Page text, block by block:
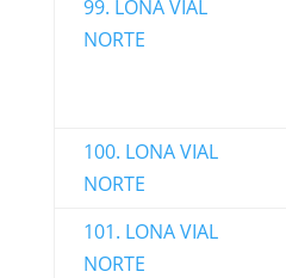
99. LONA VIAL
NORTE
100. LONA VIAL
NORTE
101. LONA VIAL
NORTE